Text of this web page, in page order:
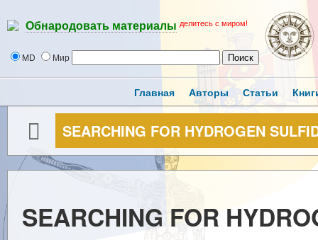
Обнародовать материалы делитесь с миром!
MD Мир
Главная Авторы Статьи
SEARCHING FOR HYDROGEN
SEARCHING FOR